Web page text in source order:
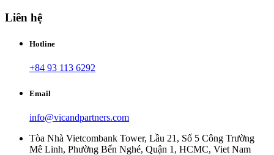
Liên hệ
Hotline
+84 93 113 6292
Email
info@vicandpartners.com
Tòa Nhà Vietcombank Tower, Lầu 21, Số 5 Công Trường
Mê Linh, Phường Bến Nghé, Quận 1, HCMC, Viet Nam